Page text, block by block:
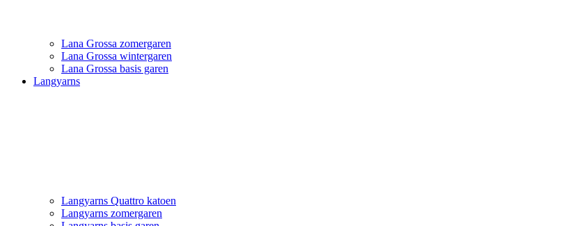
Lana Grossa zomergaren
Lana Grossa wintergaren
Lana Grossa basis garen
Langyarns
Langyarns Quattro katoen
Langyarns zomergaren